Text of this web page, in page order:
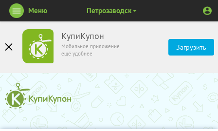
КупиКупон
Мобильное приложение
ещё удобнее
Загрузить
Меню Петрозаводск